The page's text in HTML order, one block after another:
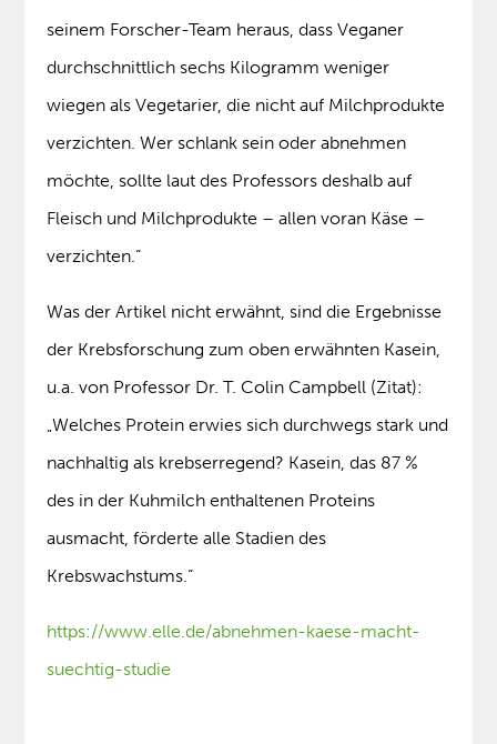
seinem Forscher-Team heraus, dass Veganer
durchschnittlich sechs Kilogramm weniger
wiegen als Vegetarier, die nicht auf Milchprodukte
verzichten. Wer schlank sein oder abnehmen
möchte, sollte laut des Professors deshalb auf
Fleisch und Milchprodukte – allen voran Käse –
verzichten.“
Was der Artikel nicht erwähnt, sind die Ergebnisse
der Krebsforschung zum oben erwähnten Kasein,
u.a. von Professor Dr. T. Colin Campbell (Zitat):
„Welches Protein erwies sich durchwegs stark und
nachhaltig als krebserregend? Kasein, das 87 %
des in der Kuhmilch enthaltenen Proteins
ausmacht, förderte alle Stadien des
Krebswachstums.“
https://www.elle.de/abnehmen-kaese-macht-
suechtig-studie